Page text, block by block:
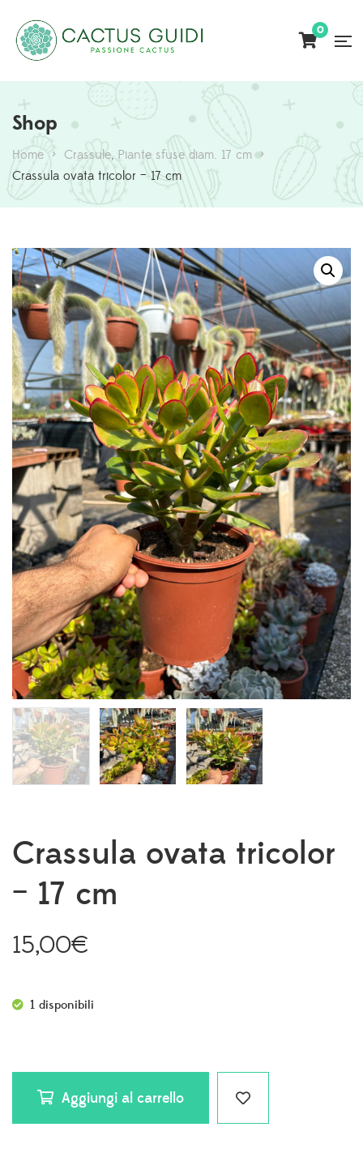
0
Shop
Home > ⁠Crassule,Piante sfuse diam. 17 cm >
Crassula ovata tricolor – 17 cm
Crassula ovata tricolor
– 17 cm
15,00€
1 disponibili
Aggiungi al carrello